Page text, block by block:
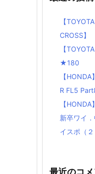
【
CROSS】
【
★180
【
R FL5
【
新卒ワイ
イスポ（
最近のコメ